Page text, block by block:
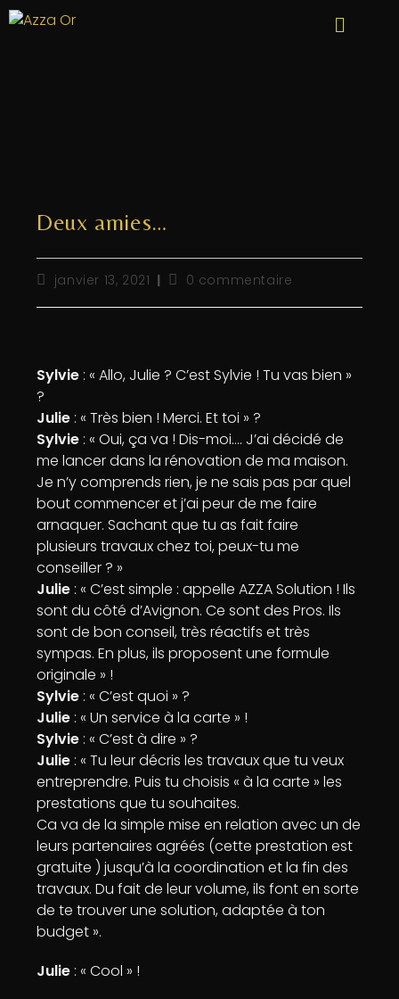
Deux amies…
janvier 13, 2021 0 commentaire
Sylvie : « Allo, Julie ? C’est Sylvie ! Tu vas bien »
?
Julie : « Très bien ! Merci. Et toi » ?
Sylvie : « Oui, ça va ! Dis-moi…. J’ai décidé de
me lancer dans la rénovation de ma maison.
Je n’y comprends rien, je ne sais pas par quel
bout commencer et j’ai peur de me faire
arnaquer. Sachant que tu as fait faire
plusieurs travaux chez toi, peux-tu me
conseiller ? »
Julie : « C’est simple : appelle AZZA Solution ! Ils
sont du côté d’Avignon. Ce sont des Pros. Ils
sont de bon conseil, très réactifs et très
sympas. En plus, ils proposent une formule
originale » !
Sylvie : « C’est quoi » ?
Julie : « Un service à la carte » !
Sylvie : « C’est à dire » ?
Julie : « Tu leur décris les travaux que tu veux
entreprendre. Puis tu choisis « à la carte » les
prestations que tu souhaites.
Ca va de la simple mise en relation avec un de
leurs partenaires agréés (cette prestation est
gratuite ) jusqu’à la coordination et la fin des
travaux. Du fait de leur volume, ils font en sorte
de te trouver une solution, adaptée à ton
budget ».
Julie : « Cool » !